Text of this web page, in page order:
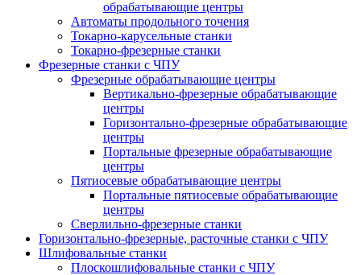
обрабатывающие центры
Автоматы продольного точения
Токарно-карусельные станки
Токарно-фрезерные станки
Фрезерные станки с ЧПУ
Фрезерные обрабатывающие центры
Вертикально-фрезерные обрабатывающие
центры
Горизонтально-фрезерные обрабатывающие
центры
Портальные фрезерные обрабатывающие
центры
Пятиосевые обрабатывающие центры
Портальные пятиосевые обрабатывающие
центры
Сверлильно-фрезерные станки
Горизонтально-фрезерные, расточные станки с ЧПУ
Шлифовальные станки
Плоскошлифовальные станки с ЧПУ